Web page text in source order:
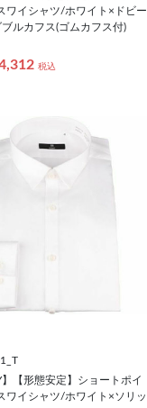
ワイシャツ/ホワイト×ドビー
ルカフス(ゴムカフス付)
税込
】【形態安定】ショートポイ
ワイシャツ/ホワイト×ソリッ